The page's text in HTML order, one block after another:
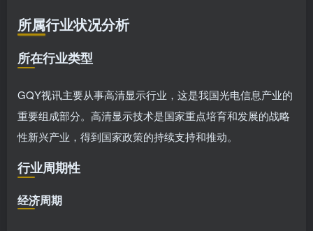
所属行业状况分析
所在行业类型
GQY视讯主要从事高清显示行业，这是我国光电信息产业的
重要组成部分。高清显示技术是国家重点培育和发展的战略
性新兴产业，得到国家政策的持续支持和推动。
行业周期性
经济周期